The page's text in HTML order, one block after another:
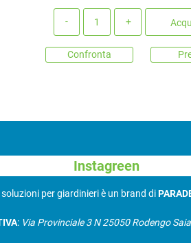
Confronta
Instagreen
soluzioni per giardinieri è un brand di
: Via Provinciale 3 N 25050 Rodengo